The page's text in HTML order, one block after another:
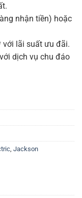
nhận tiền) hoặc
với lãi suất ưu đãi.
dịch vụ chu đáo
JS12 - 2910111527 số
Jackson